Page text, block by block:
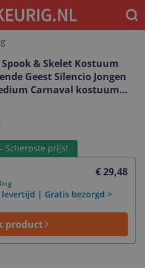
& Skelet Kostuum
Geest Silencio Jongen
Carnaval kostuum
Scherpste prijs!
€ 29,48
| Gratis bezorgd >
product